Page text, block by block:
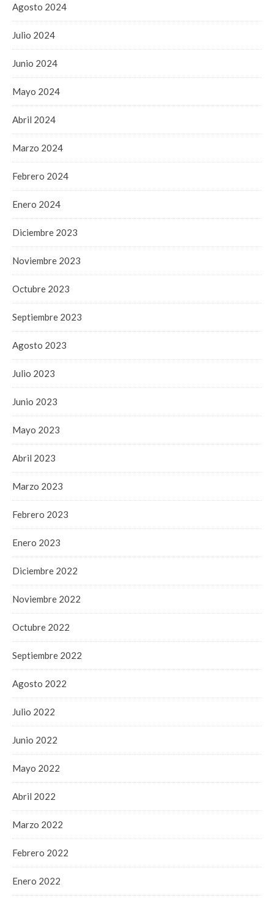
Agosto 2024
Julio 2024
Junio 2024
Mayo 2024
Abril 2024
Marzo 2024
Febrero 2024
Enero 2024
Diciembre 2023
Noviembre 2023
Octubre 2023
Septiembre 2023
Agosto 2023
Julio 2023
Junio 2023
Mayo 2023
Abril 2023
Marzo 2023
Febrero 2023
Enero 2023
Diciembre 2022
Noviembre 2022
Octubre 2022
Septiembre 2022
Agosto 2022
Julio 2022
Junio 2022
Mayo 2022
Abril 2022
Marzo 2022
Febrero 2022
Enero 2022